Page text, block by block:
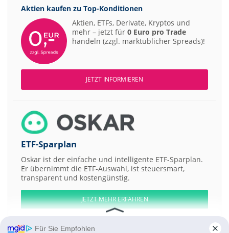
Aktien kaufen zu Top-Konditionen
Aktien, ETFs, Derivate, Kryptos und
mehr – jetzt für 0 Euro pro Trade
handeln (zzgl. marktüblicher Spreads)!
JETZT INFORMIEREN
ETF-Sparplan
Oskar ist der einfache und intelligente ETF-Sparplan.
Er übernimmt die ETF-Auswahl, ist steuersmart,
transparent und kostengünstig.
JETZT MEHR ERFAHREN
Für Sie Empfohlen